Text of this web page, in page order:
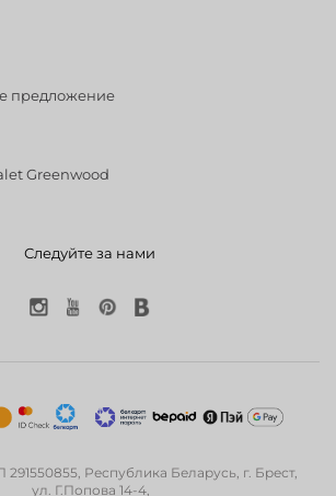
предложение
Greenwood
Следуйте за нами
Республика Беларусь, г. Брест,
ул. Г.Попова 14-4,